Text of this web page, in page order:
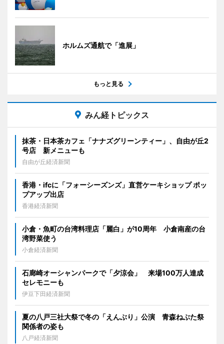
ホルムズ通航で「進展」
もっと見る
みん経トピックス
抹茶・日本茶カフェ「ナナズグリーンティー」、自由が丘2
号店 新メニューも
自由が丘経済新聞
香港・ifcに「フォーシーズンズ」直営ケーキショップ ポッ
プアップ出店
香港経済新聞
小倉・魚町の台湾料理店「麗白」が10周年 小倉南産の台
湾野菜使う
小倉経済新聞
石廊崎オーシャンパークで「夕涼会」 来場100万人達成
セレモニーも
伊豆下田経済新聞
夏の八戸三社大祭で冬の「えんぶり」公演 青森ねぶた祭
関係者の姿も
八戸経済新聞